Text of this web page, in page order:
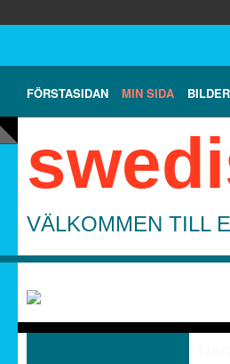
FÖRSTASIDAN MIN SIDA BILDER
VÄLKOMMEN TILL